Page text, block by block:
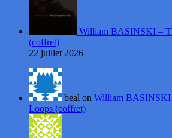
William BASINSKI –
(coffret)
22 juillet 2026
beal on William BASINSKI
Loops (coffret)